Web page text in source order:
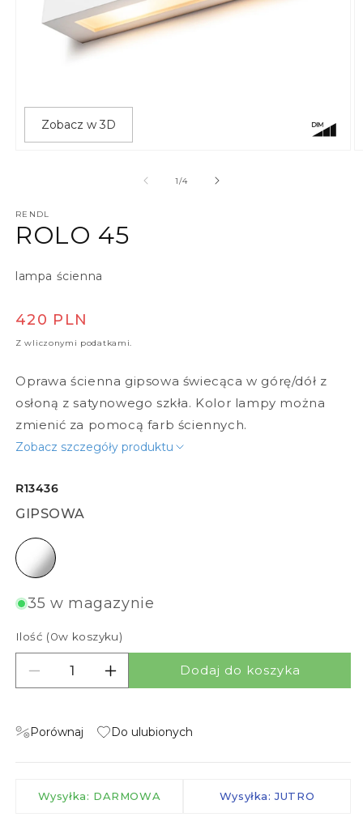
Zobacz w 3D
1/z4
RENDL
ROLO 45
lampa ścienna
Cena regularna
420 PLN
Z wliczonymi podatkami.
Oprawa ścienna gipsowa świecąca w górę/dół z
osłoną z satynowego szkła. Kolor lampy można
zmienić za pomocą farb ściennych.
Zobacz szczegóły produktu
R13436
GIPSOWA
gipsowa
35 w magazynie
Ilość (0w koszyku)
Zmniejsz ilość dla ROLO 45
Zwiększ ilość dla ROLO 45
Dodaj do koszyka
Porównaj Do ulubionych
Wysyłka: DARMOWA Wysyłka: JUTRO